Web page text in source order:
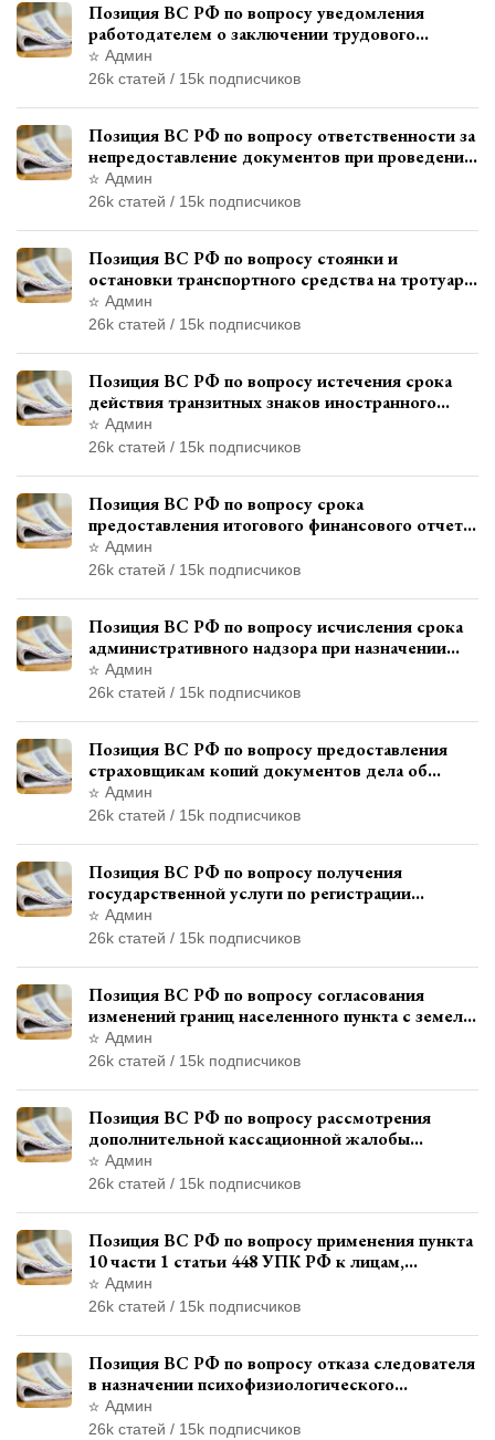
Позиция ВС РФ по вопросу уведомления
работодателем о заключении трудового
договора с бывшим государственным
служащим
Админ
26k статей / 15k подписчиков
Позиция ВС РФ по вопросу ответственности за
непредоставление документов при проведении
контроля и надзора
Админ
26k статей / 15k подписчиков
Позиция ВС РФ по вопросу стоянки и
остановки транспортного средства на тротуаре
и квалификации административного
правонарушения
Админ
26k статей / 15k подписчиков
Позиция ВС РФ по вопросу истечения срока
действия транзитных знаков иностранного
государства и отсутствия состава
административного правонарушения
Админ
26k статей / 15k подписчиков
Позиция ВС РФ по вопросу срока
предоставления итогового финансового отчета
кандидатом в соответствии с
законодательством о выборах
Админ
26k статей / 15k подписчиков
Позиция ВС РФ по вопросу исчисления срока
административного надзора при назначении
дополнительного наказания, отличного от
ограничения свободы
Админ
26k статей / 15k подписчиков
Позиция ВС РФ по вопросу предоставления
страховщикам копий документов дела об
административном правонарушении для
автотехнической экспертизы
Админ
26k статей / 15k подписчиков
Позиция ВС РФ по вопросу получения
государственной услуги по регистрации
транспортного средства через представителя
Админ
26k статей / 15k подписчиков
Позиция ВС РФ по вопросу согласования
изменений границ населенного пункта с земель
лесного фонда
Админ
26k статей / 15k подписчиков
Позиция ВС РФ по вопросу рассмотрения
дополнительной кассационной жалобы
адвоката в кассационной инстанции
Админ
26k статей / 15k подписчиков
Позиция ВС РФ по вопросу применения пункта
10 части 1 статьи 448 УПК РФ к лицам,
уволенным из следственных органов
Админ
26k статей / 15k подписчиков
Позиция ВС РФ по вопросу отказа следователя
в назначении психофизиологического
исследования показаний обвиняемой с
использованием полиграфа
Админ
26k статей / 15k подписчиков